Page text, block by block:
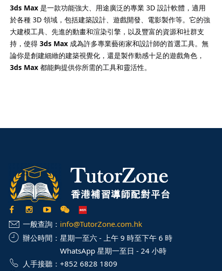
3ds Max 是一款功能強大、用途廣泛的專業 3D 設計軟體，適用
於各種 3D 領域，包括建築設計、遊戲開發、電影製作等。它的強
大建模工具、先進的動畫和渲染引擎，以及豐富的資源和社群支
持，使得 3ds Max 成為許多專業藝術家和設計師的首選工具。無
論你是創建細緻的建築視覺化，還是製作動感十足的遊戲角色，
3ds Max 都能夠提供你所需的工具和靈活性。
一般查詢： info@TutorZone.com.hk
辦公時間： 星期一至六 - 上午 9 時至下午 6 時
WhatsApp 星期一至日 - 24 小時
人手接聽： +852 6828 1809